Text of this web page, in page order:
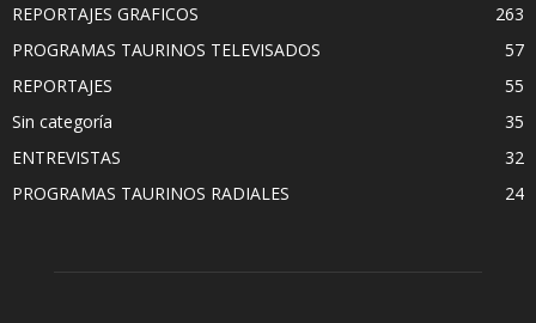
REPORTAJES GRAFICOS
263
PROGRAMAS TAURINOS TELEVISADOS
57
REPORTAJES
55
Sin categoría
35
ENTREVISTAS
32
PROGRAMAS TAURINOS RADIALES
24